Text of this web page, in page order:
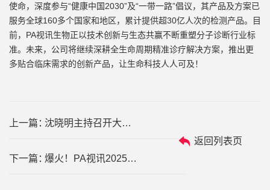
使命，深度参与“健康中国2030”及“一带一路”倡议，其产品及方案已
服务全球160多个国家和地区，累计提供超30亿人次的检测产品。目
前，PA视讯生物正以技术创新与生态共赢不断重塑分子诊断行业标
准。未来，公司将继续深耕全生命周期精准诊疗解决方案，推出更
多贴合临床需求的创新产品，让生命科技人人可及！
上一篇： 沈晓明主持召开大学生创业导师工作座谈会，戴立忠参加并发言
下一篇： 爆火！PA视讯2025CACLP精彩直击
返回列表页